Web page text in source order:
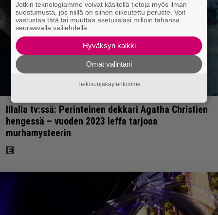
Illalla tv:ssä: Perinteinen dekkari Agatha Christien
hengessä – vuoden 2023 leffa tarjoaa
murhamysteerin
Jotkin teknologiamme voivat käsitellä tietoja myös ilman
suostumusta, jos niillä on siihen oikeutettu peruste. Voit
vastustaa tätä tai muuttaa asetuksiasi milloin tahansa
seuraavalla välilehdellä.
Hyväksyn kaikki
Omat valintani
Tietosuojakäytäntömme